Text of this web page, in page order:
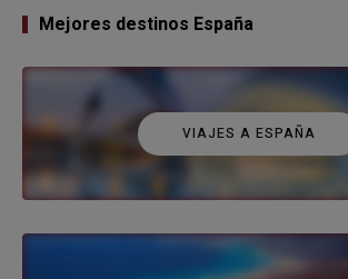
Mejores destinos España
VIAJES A ESPAÑA